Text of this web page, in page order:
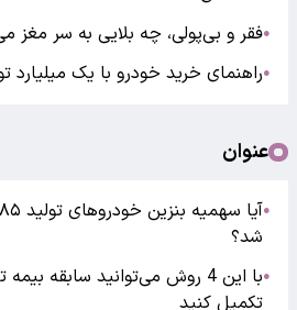
●فقر و بی‌پولی، چه بلایی به سر مغز
●راهنمای خرید خودرو با یک میلیارد
عنوان
●
شد؟
●
با این 4 روش می‌توانید سابقه
تکمیل کنید